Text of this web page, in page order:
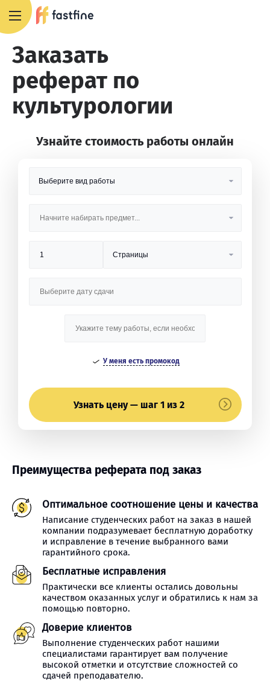
Заказать
реферат по
культурологии
Узнайте стоимость работы онлайн
У меня есть промокод
Узнать цену — шаг 1 из 2
Преимущества реферата под заказ
Оптимальное соотношение цены и качества
Написание студенческих работ на заказ в нашей
компании подразумевает бесплатную доработку
и исправление в течение выбранного вами
гарантийного срока.
Бесплатные исправления
Практически все клиенты остались довольны
качеством оказанных услуг и обратились к нам за
помощью повторно.
Доверие клиентов
Выполнение студенческих работ нашими
специалистами гарантирует вам получение
высокой отметки и отсутствие сложностей со
сдачей преподавателю.